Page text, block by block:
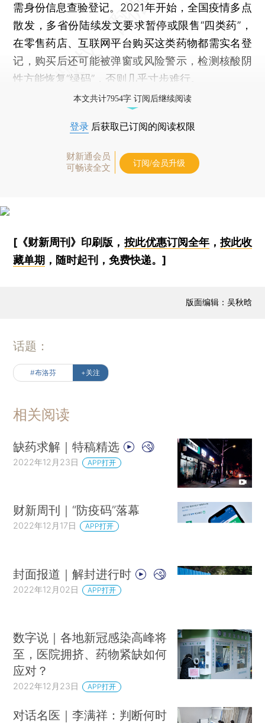
需身份信息查验登记。2021年开始，全国疫情多点
散发，多省份陆续发文要求暂停或限售“四类药”，
在零售药店、互联网平台购买这类药物都需实名登
记，购买后还可能被弹窗或风险警示，检测核酸阴
性方能恢复“绿码”，否则几乎寸步难行。
本文共计7954字 订阅后继续阅读
登录 后获取已订阅的阅读权限
财新通会员
可畅读全文
订阅/会员升级
[《财新周刊》印刷版， 按此优惠订阅全年， 按此收
藏单期 ，随时起刊，免费快递。]
版面编辑：吴秋晗
话题：
#布洛芬 +关注
相关阅读
缺药求解｜特稿精选
2022年12月23日 APP打开
财新周刊｜“防疫码”落幕
2022年12月17日 APP打开
封面报道｜解封进行时
2022年12月02日 APP打开
数字说｜各地新冠感染高峰将
至，医院拥挤、药物紧缺如何
应对？
2022年12月23日 APP打开
对话名医｜李满祥：判断何时